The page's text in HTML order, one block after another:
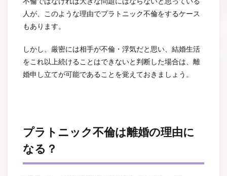
人が、このような理由でプラトニック不倫をするケース
もあります。
しかし、厳密には相手が不倫・浮気だと思い、結婚生活
をこれ以上続けることはできないと判断した場合は、離
婚申し立てが可能であることを覚えておきましょう。
プラトニック不倫は離婚の理由に
なる？